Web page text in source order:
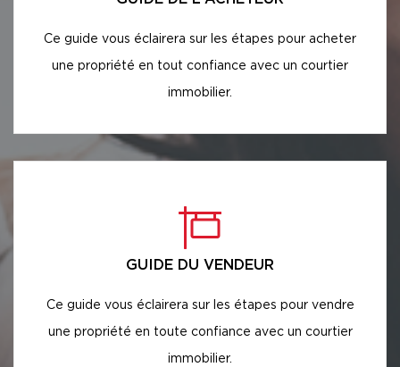
Ce guide vous éclairera sur les étapes pour acheter
une propriété en tout confiance avec un courtier
immobilier.
GUIDE DU VENDEUR
Ce guide vous éclairera sur les étapes pour vendre
une propriété en toute confiance avec un courtier
immobilier.